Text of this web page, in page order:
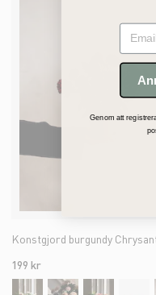
199 kr
Email
Genom att